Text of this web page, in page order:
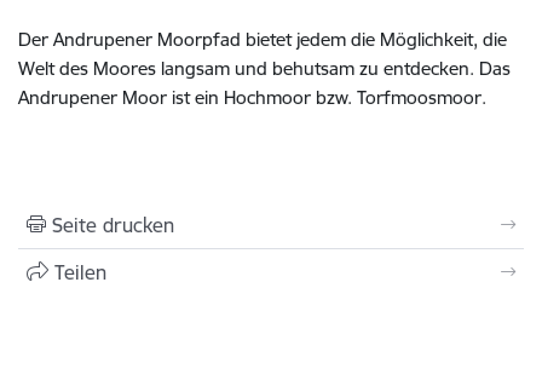
Der Andrupener Moorpfad bietet jedem die Möglichkeit, die
Welt des Moores langsam und behutsam zu entdecken. Das
Andrupener Moor ist ein Hochmoor bzw. Torfmoosmoor.
Seite drucken
Teilen